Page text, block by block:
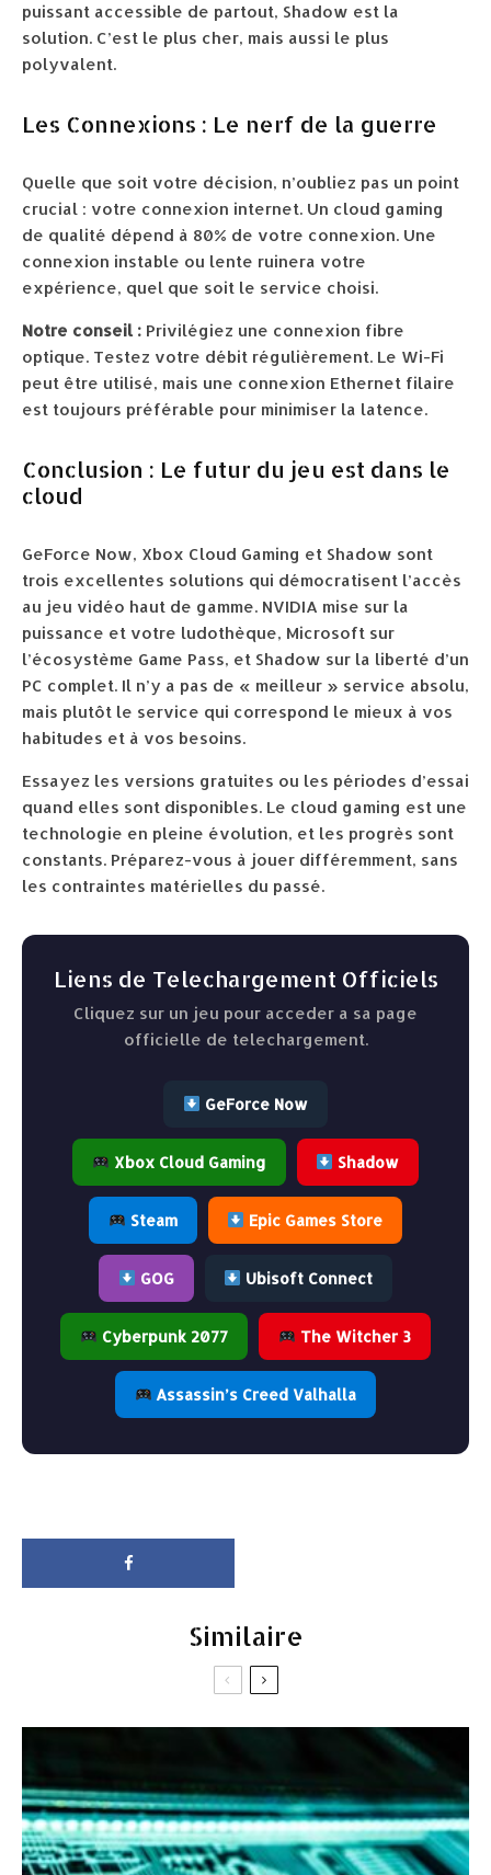
puissant accessible de partout, Shadow est la
solution. C’est le plus cher, mais aussi le plus
polyvalent.
Les Connexions : Le nerf de la guerre
Quelle que soit votre décision, n’oubliez pas un point
crucial : votre connexion internet. Un cloud gaming
de qualité dépend à 80% de votre connexion. Une
connexion instable ou lente ruinera votre
expérience, quel que soit le service choisi.
Notre conseil : Privilégiez une connexion fibre
optique. Testez votre débit régulièrement. Le Wi-Fi
peut être utilisé, mais une connexion Ethernet filaire
est toujours préférable pour minimiser la latence.
Conclusion : Le futur du jeu est dans le
cloud
GeForce Now, Xbox Cloud Gaming et Shadow sont
trois excellentes solutions qui démocratisent l’accès
au jeu vidéo haut de gamme. NVIDIA mise sur la
puissance et votre ludothèque, Microsoft sur
l’écosystème Game Pass, et Shadow sur la liberté d’un
PC complet. Il n’y a pas de « meilleur » service absolu,
mais plutôt le service qui correspond le mieux à vos
habitudes et à vos besoins.
Essayez les versions gratuites ou les périodes d’essai
quand elles sont disponibles. Le cloud gaming est une
technologie en pleine évolution, et les progrès sont
constants. Préparez-vous à jouer différemment, sans
les contraintes matérielles du passé.
Liens de Telechargement Officiels
Cliquez sur un jeu pour acceder a sa page
officielle de telechargement.
GeForce Now
Xbox Cloud Gaming Shadow
Steam Epic Games Store
GOG Ubisoft Connect
Cyberpunk 2077 The Witcher 3
Assassin’s Creed Valhalla
Similaire